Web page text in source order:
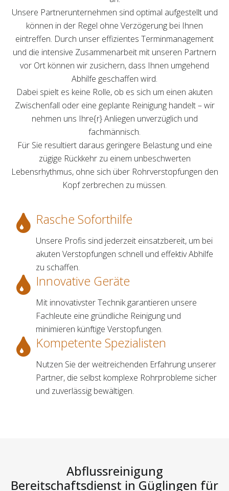
Unsere Partnerunternehmen sind optimal aufgestellt und
können in der Regel ohne Verzögerung bei Ihnen
eintreffen. Durch unser effizientes Terminmanagement
und die intensive Zusammenarbeit mit unseren Partnern
vor Ort können wir zusichern, dass Ihnen umgehend
Abhilfe geschaffen wird.
Dabei spielt es keine Rolle, ob es sich um einen akuten
Zwischenfall oder eine geplante Reinigung handelt – wir
nehmen uns Ihre{r} Anliegen unverzüglich und
fachmännisch.
Für Sie resultiert daraus geringere Belastung und eine
zügige Rückkehr zu einem unbeschwerten
Lebensrhythmus, ohne sich über Rohrverstopfungen den
Kopf zerbrechen zu müssen.
Rasche Soforthilfe
Unsere Profis sind jederzeit einsatzbereit, um bei
akuten Verstopfungen schnell und effektiv Abhilfe
zu schaffen.
Innovative Geräte
Mit innovativster Technik garantieren unsere
Fachleute eine gründliche Reinigung und
minimieren künftige Verstopfungen.
Kompetente Spezialisten
Nutzen Sie der weitreichenden Erfahrung unserer
Partner, die selbst komplexe Rohrprobleme sicher
und zuverlässig bewältigen.
Abflussreinigung
Bereitschaftsdienst in Güglingen für